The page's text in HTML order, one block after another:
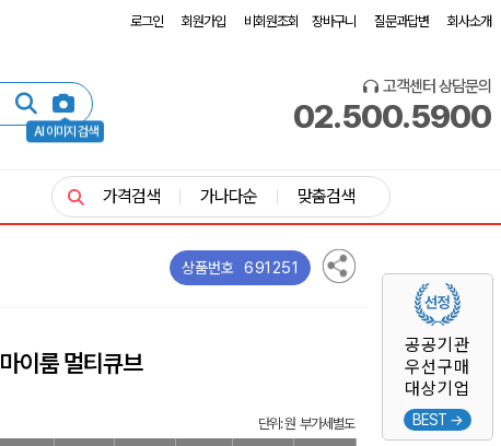
로그인 회원가입 비회원조회 장바구니 질문과답변 회사소개
AI 이미지 검색
고객센터 상담문의
02.500.5900
공공기관
우선구매
대상기업
BEST →
가격검색 가나다순 맞춤검색
상품번호 691251
이룸 멀티큐브
단위: 원 부가세별도